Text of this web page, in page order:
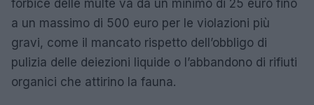
forbice delle multe va da un minimo di 25 euro fino
a un massimo di 500 euro per le violazioni più
gravi, come il mancato rispetto dell’obbligo di
pulizia delle deiezioni liquide o l’abbandono di rifiuti
organici che attirino la fauna.